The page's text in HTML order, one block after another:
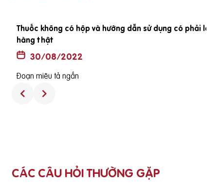
Thuốc không có hộp và hướng dẫn sử dụng có phải là
hàng thật
30/08/2022
Đoạn miêu tả ngắn
CÁC CÂU HỎI THƯỜNG GẶP